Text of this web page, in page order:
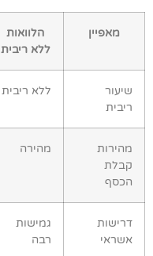
מאפיין
הלוואות
ללא ריבית
שיעור
ריבית
ללא ריבית
מהירות
קבלת
הכסף
מהירה
דרישות
אשראי
גמישות
רבה